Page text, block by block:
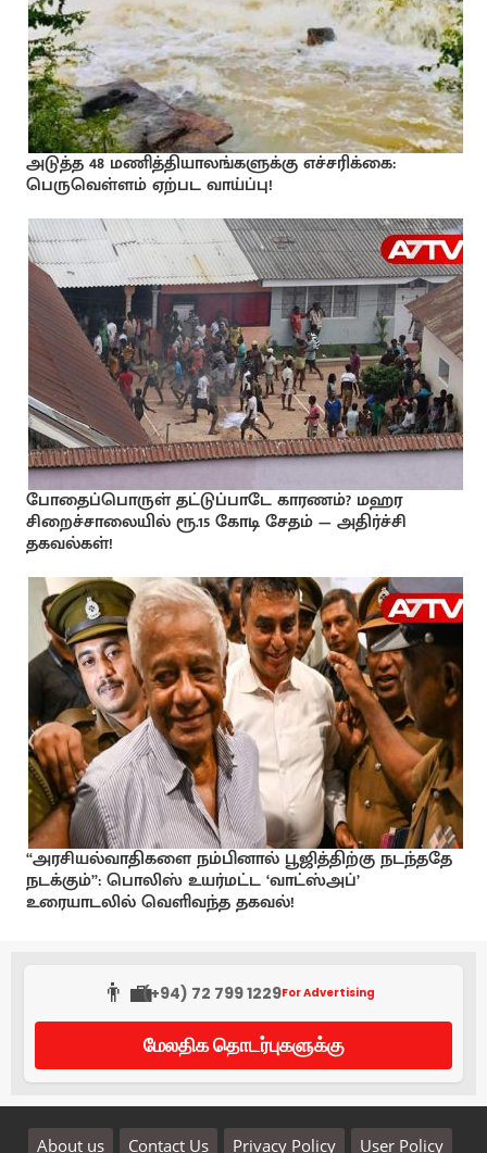
அடுத்த 48 மணித்தியாலங்களுக்கு எச்சரிக்கை:
பெருவெள்ளம் ஏற்பட வாய்ப்பு!
போதைப்பொருள் தட்டுப்பாடே காரணம்? மஹர
சிறைச்சாலையில் ரூ.15 கோடி சேதம் — அதிர்ச்சி
தகவல்கள்!
“அரசியல்வாதிகளை நம்பினால் பூஜித்திற்கு நடந்ததே
நடக்கும்”: பொலிஸ் உயர்மட்ட ‘வாட்ஸ்அப்’
உரையாடலில் வெளிவந்த தகவல்!
👨‍💼(+94) 72 799 1229For Advertising
மேலதிக தொடர்புகளுக்கு
About us Contact Us Privacy Policy User Policy